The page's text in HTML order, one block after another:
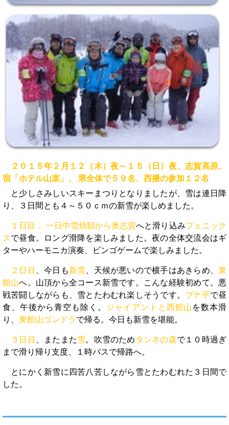
２０１５年２月１２（木）夜～１５（日）夜、志賀高原、
宿「ホテル山楽」、 県全体で５９名、西播の参加１２名
と少しさみしいスキーまつりとなりましたが、雪は連日降
り、３日間とも４～５０ｃｍの新雪が楽しめました。
１日目 、一日中雪焼額から奥志賀へと滑り込みフェニック
スで昼食。ロング滑降を楽しみました。夜の全体交流会はギ
ターやハーモニカ演奏、ビンゴゲームで楽しみました。
２日目 、今日も新雪 、天候が悪いので横手はあきらめ、東
館山へ。山頂から全コース新雪です。こんな経験初めて。悪
戦苦闘しながらも、雪とたわむれ楽しそうです。 ブナ平で昼
食、午後から青空も除く。
ジャイアントと西館山 を数本滑
り、 東館山ゴンドラで帰る。今日も新雪を堪能。
３日目 、またまた雪。吹雪のため タンネの森で１０時過ぎ
まで滑り帰り支度、１時バスで帰路へ。
とにかく新雪に四苦八苦しながら雪とたわむれた３日間で
した。